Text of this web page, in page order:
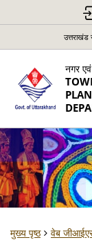
उत्तराखंड
नगर
मुख्य पृष्ठ वेब